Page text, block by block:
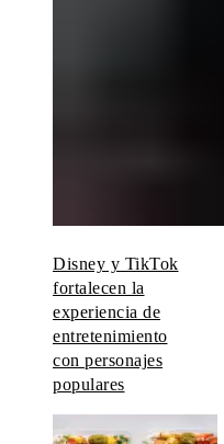
Disney y TikTok
fortalecen la
experiencia de
entretenimiento
con personajes
populares